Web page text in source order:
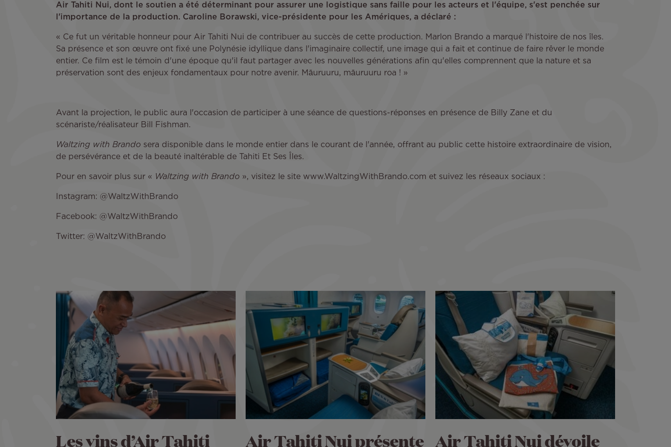
Air Tahiti Nui, dont le soutien a été déterminant pour assurer une logistique sans faille pour les acteurs et l'équipe, s'est penchée sur
l'importance de la production. Caroline Borawski, vice-présidente pour les Amériques, a déclaré :
« Ce fut un véritable honneur pour Air Tahiti Nui de contribuer au succès de cette production. Marlon Brando a marqué l'histoire de nos îles.
Sa présence et son œuvre ont fixé une Polynésie idyllique dans l'imaginaire collectif, une image qui a fait et continue de faire rêver le monde
entier. Ce film est le témoin d'une époque qu'il faut partager avec les nouvelles générations afin qu'elles comprennent que la nature et sa
préservation sont des enjeux fondamentaux pour notre avenir. Māuruuru, māuruuru roa ! »
Avant la projection, le public aura l'occasion de participer à une séance de questions-réponses en présence de Billy Zane et du
scénariste/réalisateur Bill Fishman.
Waltzing with Brando sera disponible dans le monde entier dans le courant de l'année, offrant au public cette histoire extraordinaire de vision,
de persévérance et de la beauté inaltérable de Tahiti Et Ses Îles.
Pour en savoir plus sur « Waltzing with Brando », visitez le site www.WaltzingWithBrando.com et suivez les réseaux sociaux :
Instagram: @WaltzWithBrando
Facebook: @WaltzWithBrando
Twitter: @WaltzWithBrando
Les vins d’Air Tahiti Air Tahiti Nui présente Air Tahiti Nui dévoile